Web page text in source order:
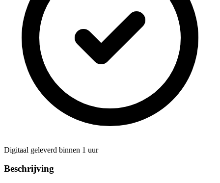
Digitaal geleverd binnen 1 uur
Beschrijving